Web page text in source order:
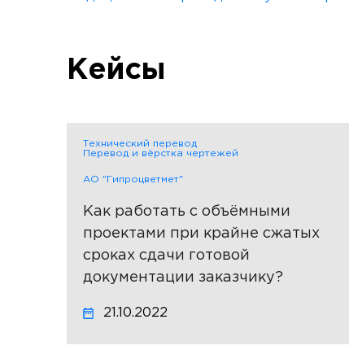
Кейсы
Технический перевод
Перевод и вёрстка чертежей
АО "Гипроцветмет"
Как работать с объёмными
проектами при крайне сжатых
сроках сдачи готовой
документации заказчику?
21.10.2022